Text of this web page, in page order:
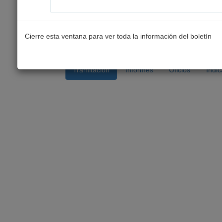
Tramitación Informes Oficios
Cierre esta ventana para ver toda la información del boletín